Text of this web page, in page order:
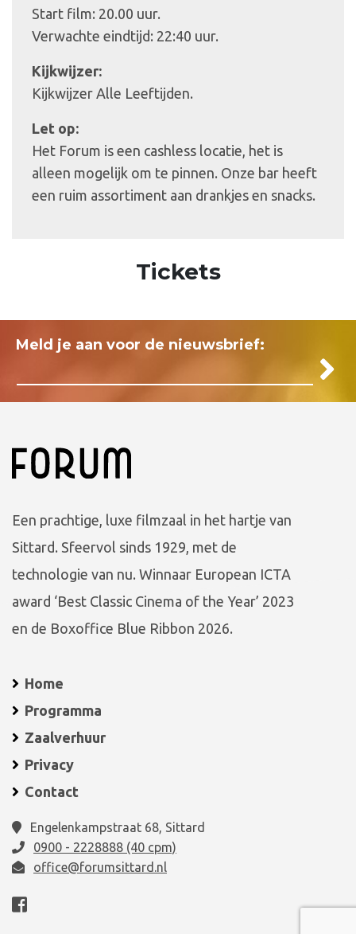
Start film: 20.00 uur.
Verwachte eindtijd: 22:40 uur.
Kijkwijzer:
Kijkwijzer Alle Leeftijden.
Let op:
Het Forum is een cashless locatie, het is
alleen mogelijk om te pinnen. Onze bar heeft
een ruim assortiment aan drankjes en snacks.
Tickets
Meld je aan voor de nieuwsbrief:
Een prachtige, luxe filmzaal in het hartje van
Sittard. Sfeervol sinds 1929, met de
technologie van nu. Winnaar European ICTA
award ‘Best Classic Cinema of the Year’ 2023
en de Boxoffice Blue Ribbon 2026.
Home
Programma
Zaalverhuur
Privacy
Contact
Engelenkampstraat 68, Sittard
0900 - 2228888 (40 cpm)
office@forumsittard.nl